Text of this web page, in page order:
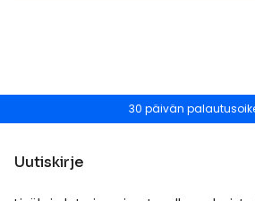
30 päivän
Uutiskirje